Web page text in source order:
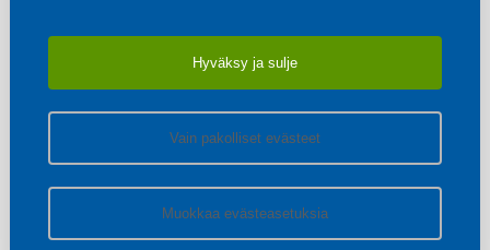
Hyväksy ja sulje
Vain pakolliset evästeet
Muokkaa evästeasetuksia